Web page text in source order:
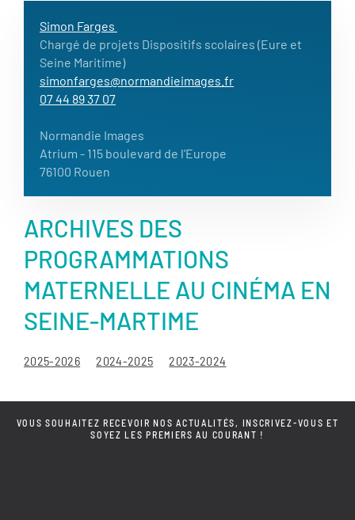
Simon Farges
Chargé de projets Dispositifs scolaires (Eure et
Seine Maritime)
simonfarges@normandieimages.fr
07 44 89 37 07
Normandie Images
Atrium - 115 boulevard de l'Europe
76100 Rouen
ARCHIVES DES
PROGRAMMATIONS
MATERNELLE AU CINÉMA EN
SEINE-MARTIME
2025-2026 2024-2025 2023-2024
VOUS SOUHAITEZ RECEVOIR NOS ACTUALITÉS, INSCRIVEZ-VOUS ET
SOYEZ LES PREMIERS AU COURANT !